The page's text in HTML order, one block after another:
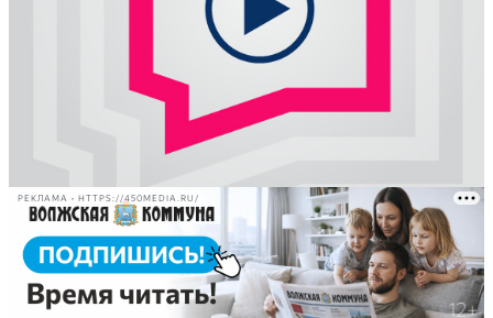
РЕКЛАМА • HTTPS://450MEDIA.RU/